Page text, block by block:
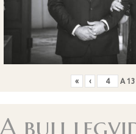
« ‹ A 13
A buli